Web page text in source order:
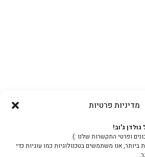
מדיניות פרטיות
ג'וב!
ופרטי התקשרות שלנו :)
ביותר, אנו משתמשים בטכנולוגיות כמו עוגיות כדי